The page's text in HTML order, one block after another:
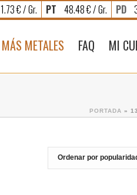
1.73 € / Gr. PT 48.48 € / Gr. PD
MÁS METALES FAQ MI
PORTADA »